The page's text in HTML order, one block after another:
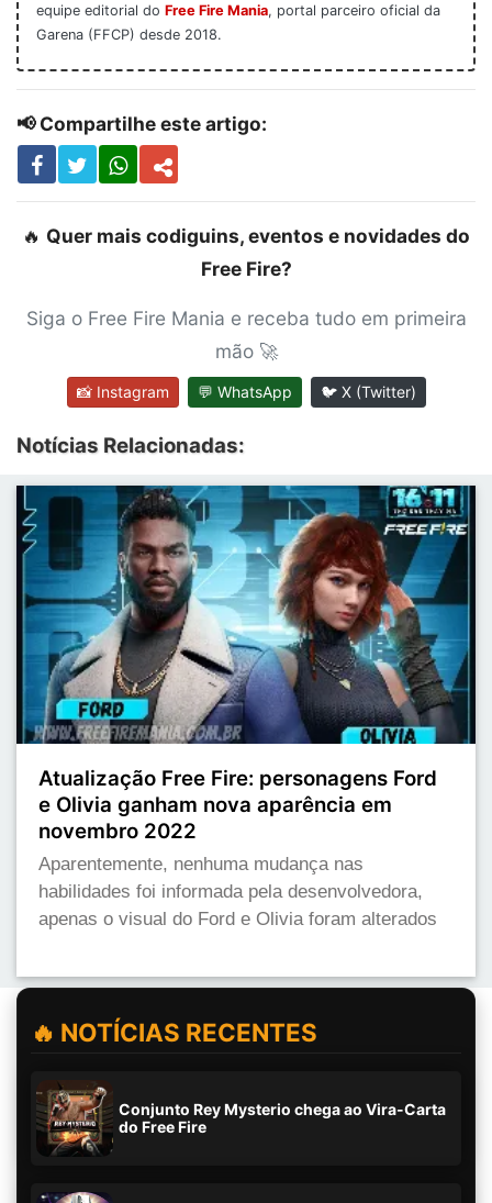
equipe editorial do Free Fire Mania, portal parceiro oficial da
Garena (FFCP) desde 2018.
📢 Compartilhe este artigo:
🔥 Quer mais codiguins, eventos e novidades do
Free Fire?
Siga o Free Fire Mania e receba tudo em primeira
mão 🚀
📸 Instagram 💬 WhatsApp 🐦 X (Twitter)
Notícias Relacionadas:
Atualização Free Fire: personagens Ford
e Olivia ganham nova aparência em
novembro 2022
Aparentemente, nenhuma mudança nas
habilidades foi informada pela desenvolvedora,
apenas o visual do Ford e Olivia foram alterados
🔥 NOTÍCIAS RECENTES
Conjunto Rey Mysterio chega ao Vira-Carta
do Free Fire